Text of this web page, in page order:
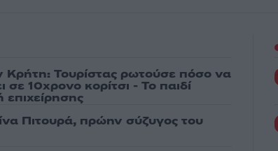
Κρήτη: Τουρίστας ρωτούσε πόσο να
10χρονο κορίτσι - Το παιδί
Πιτουρά, πρώην σύζυγος του